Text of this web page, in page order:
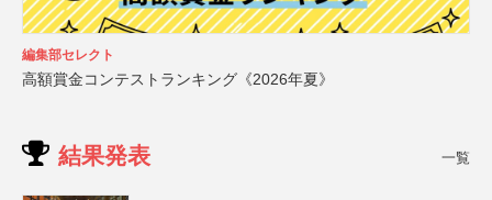
編集部セレクト
高額賞金コンテストランキング《2026年夏》
結果発表 一覧